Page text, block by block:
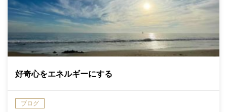
好奇心をエネルギーにする
ブログ